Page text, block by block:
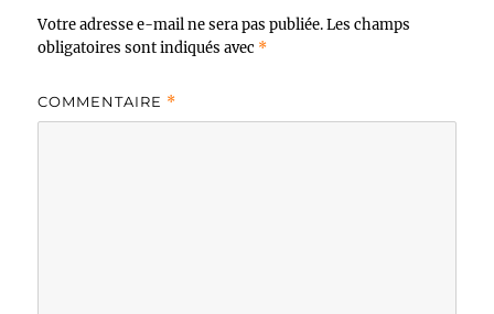
Votre adresse e-mail ne sera pas publiée. Les champs
obligatoires sont indiqués avec *
COMMENTAIRE *